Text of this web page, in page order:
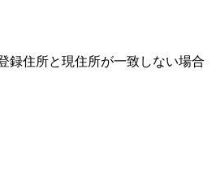
録住所と現住所が一致しない場合